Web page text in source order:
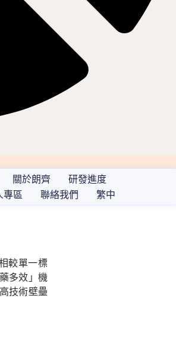
關於朗齊
研發進度
專區
聯絡我們 繁中
較單一標
多效」機
技術壁壘